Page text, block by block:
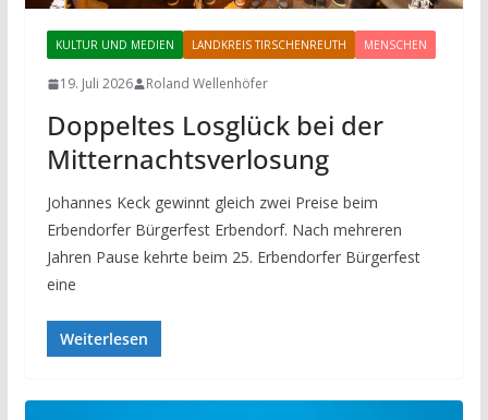
KULTUR UND MEDIEN LANDKREIS TIRSCHENREUTH MENSCHEN
19. Juli 2026 Roland Wellenhöfer
Doppeltes Losglück bei der
Mitternachtsverlosung
Johannes Keck gewinnt gleich zwei Preise beim
Erbendorfer Bürgerfest Erbendorf. Nach mehreren
Jahren Pause kehrte beim 25. Erbendorfer Bürgerfest
eine
Weiterlesen